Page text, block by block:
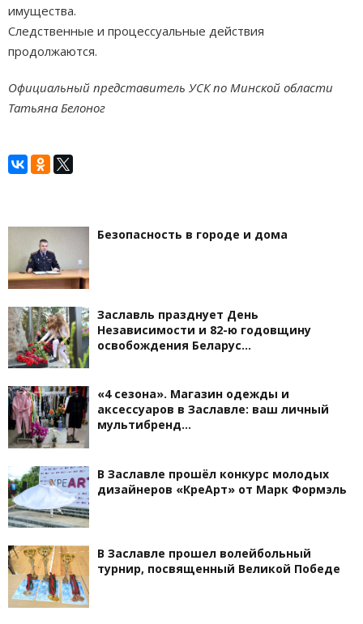
имущества.
Следственные и процессуальные действия
продолжаются.
Официальный представитель УСК по Минской области
Татьяна Белоног
Безопасность в городе и дома
Заславль празднует День
Независимости и 82-ю годовщину
освобождения Беларус…
«4 сезона». Магазин одежды и
аксессуаров в Заславле: ваш личный
мультибренд…
В Заславле прошёл конкурс молодых
дизайнеров «КреАрт» от Марк Формэль
В Заславле прошел волейбольный
турнир, посвященный Великой Победе